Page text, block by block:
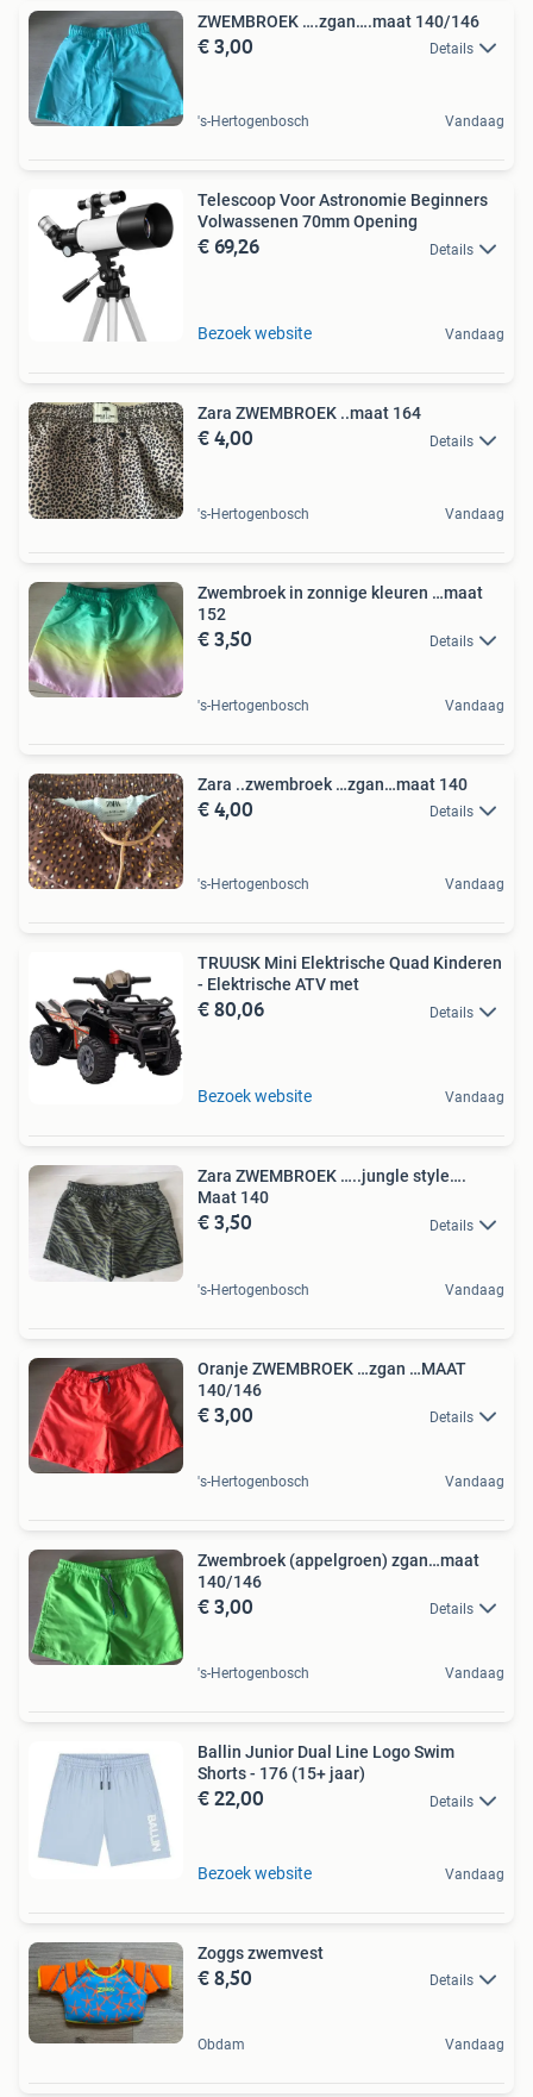
ZWEMBROEK ….zgan….maat 140/146
€ 3,00 Details
's-Hertogenbosch Vandaag
Telescoop Voor Astronomie Beginners
Volwassenen 70mm Opening
€ 69,26 Details
Bezoek website Vandaag
Zara ZWEMBROEK ..maat 164
€ 4,00 Details
's-Hertogenbosch Vandaag
Zwembroek in zonnige kleuren …maat
152
€ 3,50 Details
's-Hertogenbosch Vandaag
Zara ..zwembroek …zgan…maat 140
€ 4,00 Details
's-Hertogenbosch Vandaag
TRUUSK Mini Elektrische Quad Kinderen
- Elektrische ATV met
€ 80,06 Details
Bezoek website Vandaag
Zara ZWEMBROEK …..jungle style….
Maat 140
€ 3,50 Details
's-Hertogenbosch Vandaag
Oranje ZWEMBROEK …zgan …MAAT
140/146
€ 3,00 Details
's-Hertogenbosch Vandaag
Zwembroek (appelgroen) zgan…maat
140/146
€ 3,00 Details
's-Hertogenbosch Vandaag
Ballin Junior Dual Line Logo Swim
Shorts - 176 (15+ jaar)
€ 22,00 Details
Bezoek website Vandaag
Zoggs zwemvest
€ 8,50 Details
Obdam Vandaag